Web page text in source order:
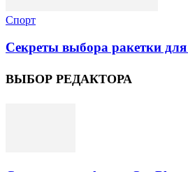
Спорт
Секреты выбора ракетки
ВЫБОР РЕДАКТОРА